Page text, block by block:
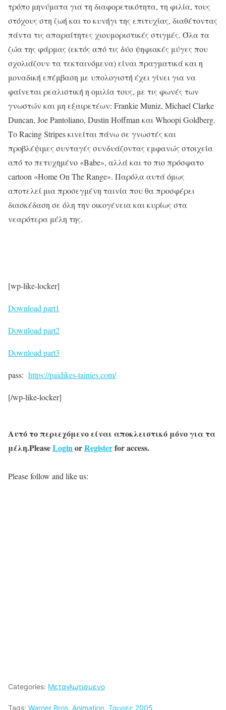
τρόπο μηνύματα για τη διαφορετικότητα, τη φιλία, τους
στόχους στη ζωή και το κυνήγι της επιτυχίας, διαθέτοντας
πάντα τις απαραίτητες χιουμοριστικές στιγμές. Όλα τα
ζώα της φάρμας (εκτός από τις δύο ψηφιακές μύγες που
σχολιάζουν τα τεκταινόμενα) είναι πραγματικά και η
μοναδική επέμβαση με υπολογιστή έχει γίνει για να
φαίνεται ρεαλιστική η ομιλία τους, με τις φωνές των
γνωστών και μη εξαιρετέων: Frankie Muniz, Michael Clarke
Duncan, Joe Pantoliano, Dustin Hoffman και Whoopi Goldberg.
Το Racing Stripes κινείται πάνω σε γνωστές και
προβλέψιμες συνταγές συνδυάζοντας εμφανώς στοιχεία
από το πετυχημένο «Babe», αλλά και το πιο πρόσφατο
cartoon «Home On The Range». Παρόλα αυτά όμως
αποτελεί μια προσεγμένη ταινία που θα προσφέρει
διασκέδαση σε όλη την οικογένεια και κυρίως στα
νεαρότερα μέλη της.
[wp-like-locker]
Download part1
Download part2
Download part3
pass: https://paidikes-tainies.com/
[/wp-like-locker]
Αυτό το περιεχόμενο είναι αποκλειστικό μόνο για τα
μέλη.PleaseLoginorRegisterfor access.
Please follow and like us:
Categories: Μεταγλωτισμενο
Tags: Warner Bros. Animation, Ταινιες 2005